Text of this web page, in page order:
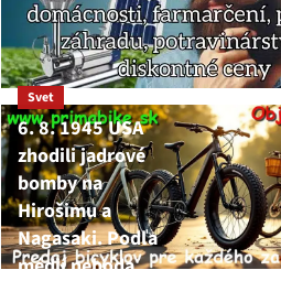
Svet
6. 8. 1945 USA
zhodili jadrové
bomby na
Hirošimu a
Nagasaki. Podľa
médií nehoda